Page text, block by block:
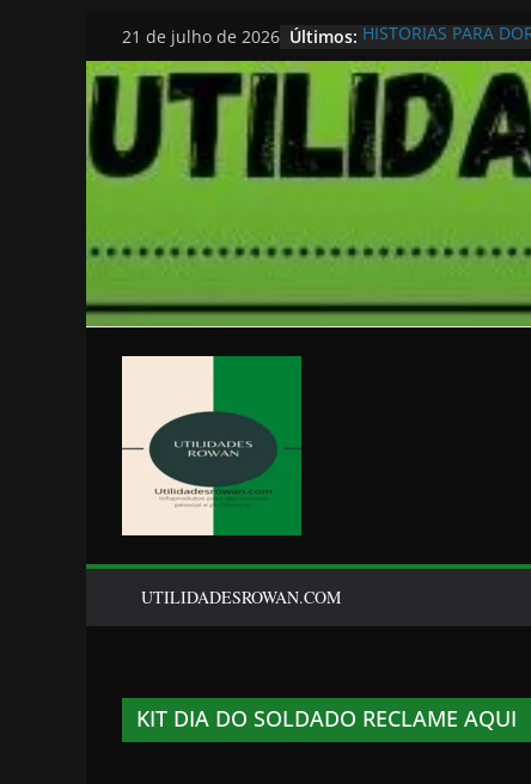
Pular
para
o
conteúdo
21 de julho de 2026 Últimos: HISTORIAS PARA
UTILIDADESROWAN.COM
KIT DIA DO SOLDADO RECLAME AQUI